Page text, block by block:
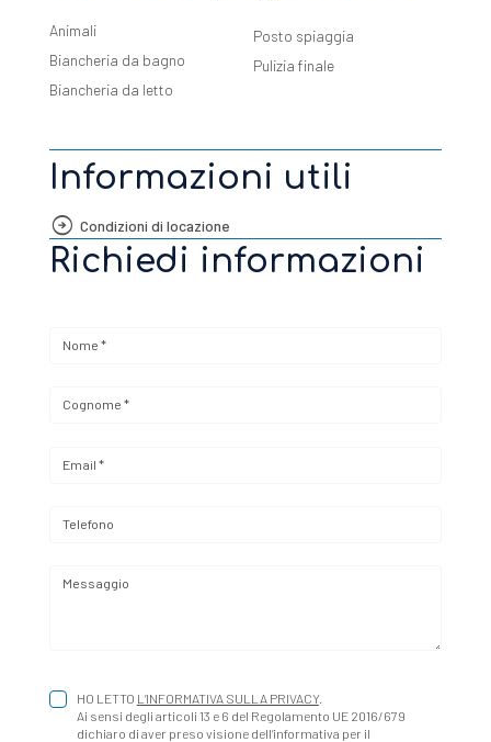
Animali
Biancheria da bagno
Biancheria da letto
Posto spiaggia
Pulizia finale
Informazioni utili
Condizioni di locazione
Richiedi informazioni
Nome *
Cognome *
Email *
Telefono
Messaggio
HO LETTO L’INFORMATIVA SULLA PRIVACY.
Ai sensi degli articoli 13 e 6 del Regolamento UE 2016/679
dichiaro di aver preso visione dell’informativa per il